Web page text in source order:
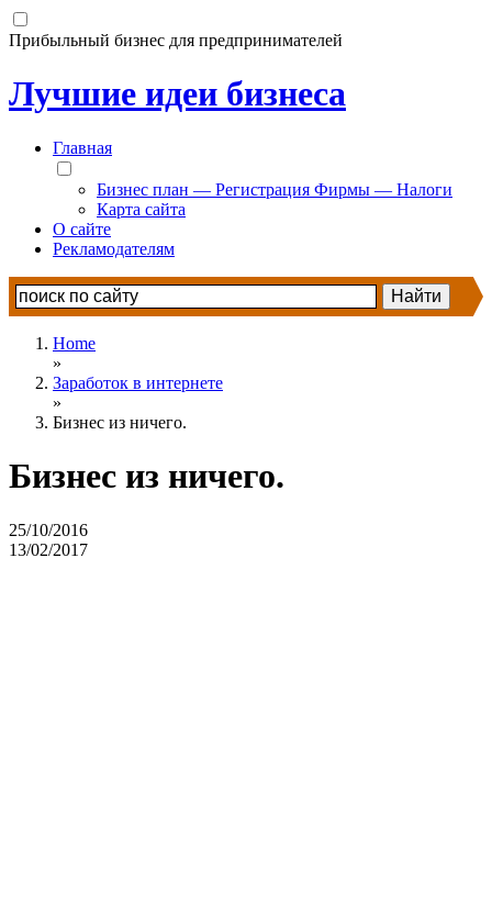
Прибыльный бизнес для предпринимателей
Лучшие идеи бизнеса
Главная
Бизнес план — Регистрация Фирмы — Налоги
Карта сайта
О сайте
Рекламодателям
Home
»
Заработок в интернете
»
Бизнес из ничего.
Бизнес из ничего.
25/10/2016
13/02/2017